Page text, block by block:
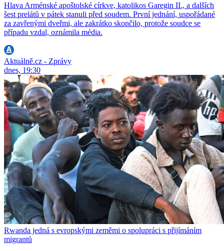
Hlava Arménské apoštolské církve, katolikos Garegin II., a dalších
šest prelátů v pátek stanuli před soudem. První jednání, uspořádané
za zavřenými dveřmi, ale zakrátko skončilo, protože soudce se
případu vzdal, oznámila média.
Aktuálně.cz - Zprávy
dnes, 19:30
Rwanda jedná s evropskými zeměmi o spolupráci s přijímáním
migrantů